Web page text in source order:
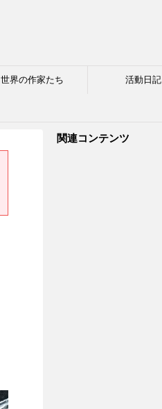
世界の作家たち 活動日記
関連コンテンツ